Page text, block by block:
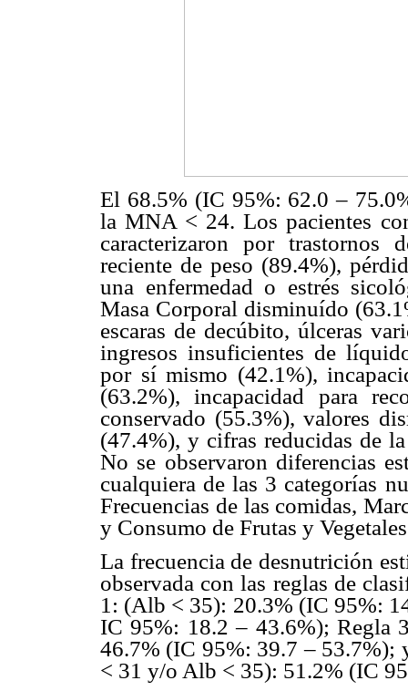
El 68.5% (IC 95%: 62.0 –
la MNA < 24. Los pacientes
caracterizaron por trastornos
reciente de peso (89.4%),
una enfermedad o estrés
Masa Corporal disminuído
escaras de decúbito, úlceras
ingresos insuficientes de
por sí mismo (42.1%),
(63.2%), incapacidad para
conservado (55.3%), valores
(47.4%), y cifras reducidas de
No se observaron diferencias
cualquiera de las 3 categorías
Frecuencias de las comidas,
y Consumo de Frutas y
La frecuencia de desnutrición
observada con las reglas de
1: (Alb < 35): 20.3% (IC 95%:
IC 95%: 18.2 – 43.6%);
46.7% (IC 95%: 39.7 –
< 31 y/o Alb < 35): 51.2% (IC